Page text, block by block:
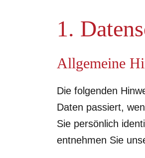
1.
Allgemeine
Die folgenden
Daten passiert,
Sie persönlich
entnehmen Sie